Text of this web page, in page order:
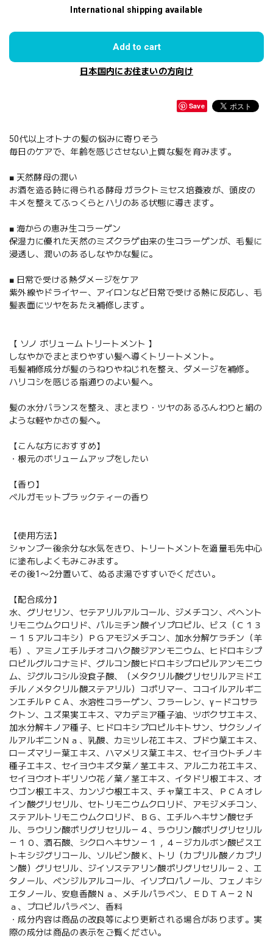
International shipping available
Add to cart
日本国内にお住まいの方向け
Save
50代以上オトナの髪の悩みに寄りそう
毎日のケアで、年齢を感じさせない上質な髪を育みます。
■ 天然酵母の潤い
お酒を造る時に得られる酵母 ガラクトミセス培養液が、頭皮の
キメを整えてふっくらとハリのある状態に導きます。
■ 海からの恵み生コラーゲン
保湿力に優れた天然のミズクラゲ由来の生コラーゲンが、毛髪に
浸透し、潤いのあるしなやかな髪に。
■ 日常で受ける熱ダメージをケア
紫外線やドライヤー、アイロンなど日常で受ける熱に反応し、毛
髪表面にツヤをあたえ補修します。
【 ソノ ボリューム トリートメント 】
しなやかでまとまりやすい髪へ導くトリートメント。
毛髪補修成分が髪のうねりやねじれを整え、ダメージを補修。
ハリコシを感じる指通りのよい髪へ。
髪の水分バランスを整え、まとまり・ツヤのあるふんわりと絹の
ような軽やかさの髪へ。
【こんな方におすすめ】
・根元のボリュームアップをしたい
【香り】
ベルガモットブラックティーの香り
【使用方法】
シャンプー後余分な水気をきり、トリートメントを適量毛先中心
に塗布しよくもみこみます。
その後1〜2分置いて、ぬるま湯ですすいでください。
【配合成分】
水、グリセリン、セテアリルアルコール、ジメチコン、ベヘント
リモニウムクロリド、パルミチン酸イソプロピル、ビス（Ｃ１３
－１５アルコキシ）ＰＧアモジメチコン、加水分解ケラチン（羊
毛）、アミノエチルチオコハク酸ジアンモニウム、ヒドロキシプ
ロピルグルコナミド、グルコン酸ヒドロキシプロピルアンモニウ
ム、ジグルコシル没食子酸、（メタクリル酸グリセリルアミドエ
チル／メタクリル酸ステアリル）コポリマー、ココイルアルギニ
ンエチルＰＣＡ、水溶性コラーゲン、フラーレン、γ－ドコサラ
クトン、ユズ果実エキス、マカデミア種子油、ツボクサエキス、
加水分解キノア種子、ヒドロキシプロピルキトサン、サクシノイ
ルアルギニンＮａ、乳酸、カミツレ花エキス、ブドウ葉エキス、
ローズマリー葉エキス、ハマメリス葉エキス、セイヨウトチノキ
種子エキス、セイヨウキズタ葉／茎エキス、アルニカ花エキス、
セイヨウオトギリソウ花／葉／茎エキス、イタドリ根エキス、オ
ウゴン根エキス、カンゾウ根エキス、チャ葉エキス、ＰＣＡオレ
イン酸グリセリル、セトリモニウムクロリド、アモジメチコン、
ステアルトリモニウムクロリド、ＢＧ、エチルヘキサン酸セチ
ル、ラウリン酸ポリグリセリル－４、ラウリン酸ポリグリセリル
－１０、酒石酸、シクロヘキサン－１，４－ジカルボン酸ビスエ
トキシジグリコール、ソルビン酸Ｋ、トリ（カプリル酸／カプリ
ン酸）グリセリル、ジイソステアリン酸ポリグリセリル－２、エ
タノール、ベンジルアルコール、イソプロパノール、フェノキシ
エタノール、安息香酸Ｎａ、メチルパラベン、ＥＤＴＡ－２Ｎ
ａ、プロピルパラベン、香料
・成分内容は商品の改良等により更新される場合があります。実
際の成分は商品の表示をご覧ください。